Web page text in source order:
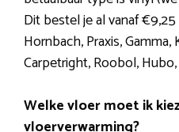
Dit bestel je al vanaf
Hornbach, Praxis,
Carpetright, Roobol,
Welke vloer moet ik